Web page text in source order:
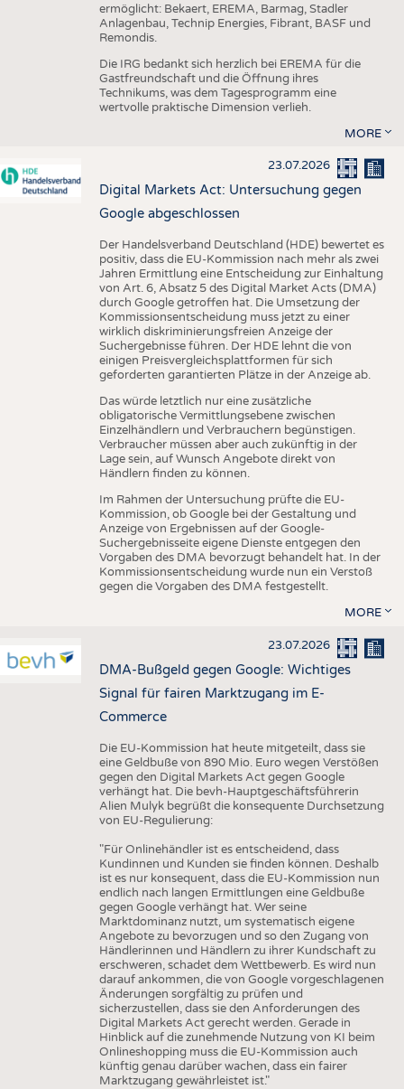
ermöglicht: Bekaert, EREMA, Barmag, Stadler
Anlagenbau, Technip Energies, Fibrant, BASF und
Remondis.
Die IRG bedankt sich herzlich bei EREMA für die
Gastfreundschaft und die Öffnung ihres
Technikums, was dem Tagesprogramm eine
wertvolle praktische Dimension verlieh.
MORE
23.07.2026
Digital Markets Act: Untersuchung gegen
Google abgeschlossen
Der Handelsverband Deutschland (HDE) bewertet es
positiv, dass die EU-Kommission nach mehr als zwei
Jahren Ermittlung eine Entscheidung zur Einhaltung
von Art. 6, Absatz 5 des Digital Market Acts (DMA)
durch Google getroffen hat. Die Umsetzung der
Kommissionsentscheidung muss jetzt zu einer
wirklich diskriminierungsfreien Anzeige der
Suchergebnisse führen. Der HDE lehnt die von
einigen Preisvergleichsplattformen für sich
geforderten garantierten Plätze in der Anzeige ab.
Das würde letztlich nur eine zusätzliche
obligatorische Vermittlungsebene zwischen
Einzelhändlern und Verbrauchern begünstigen.
Verbraucher müssen aber auch zukünftig in der
Lage sein, auf Wunsch Angebote direkt von
Händlern finden zu können.
Im Rahmen der Untersuchung prüfte die EU-
Kommission, ob Google bei der Gestaltung und
Anzeige von Ergebnissen auf der Google-
Suchergebnisseite eigene Dienste entgegen den
Vorgaben des DMA bevorzugt behandelt hat. In der
Kommissionsentscheidung wurde nun ein Verstoß
gegen die Vorgaben des DMA festgestellt.
MORE
23.07.2026
DMA-Bußgeld gegen Google: Wichtiges
Signal für fairen Marktzugang im E-
Commerce
Die EU-Kommission hat heute mitgeteilt, dass sie
eine Geldbuße von 890 Mio. Euro wegen Verstößen
gegen den Digital Markets Act gegen Google
verhängt hat. Die bevh-Hauptgeschäftsführerin
Alien Mulyk begrüßt die konsequente Durchsetzung
von EU-Regulierung:
"Für Onlinehändler ist es entscheidend, dass
Kundinnen und Kunden sie finden können. Deshalb
ist es nur konsequent, dass die EU-Kommission nun
endlich nach langen Ermittlungen eine Geldbuße
gegen Google verhängt hat. Wer seine
Marktdominanz nutzt, um systematisch eigene
Angebote zu bevorzugen und so den Zugang von
Händlerinnen und Händlern zu ihrer Kundschaft zu
erschweren, schadet dem Wettbewerb. Es wird nun
darauf ankommen, die von Google vorgeschlagenen
Änderungen sorgfältig zu prüfen und
sicherzustellen, dass sie den Anforderungen des
Digital Markets Act gerecht werden. Gerade in
Hinblick auf die zunehmende Nutzung von KI beim
Onlineshopping muss die EU-Kommission auch
künftig genau darüber wachen, dass ein fairer
Marktzugang gewährleistet ist."